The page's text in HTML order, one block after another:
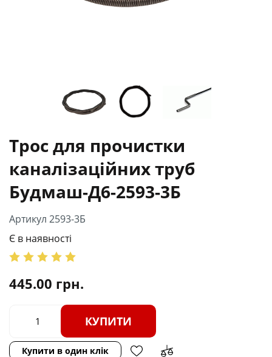
Трос для прочистки
каналізаційних труб
Будмаш-Д6-2593-3Б
Артикул 2593-3Б
Є в наявності
445.00 грн.
КУПИТИ
Купити в один клік